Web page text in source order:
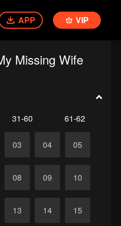
APP VIP
Missing Wife
31-60 61-62
03 04 05
08 09 10
13 14 15